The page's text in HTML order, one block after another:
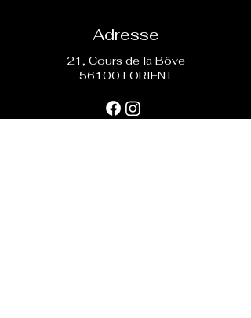
Adresse
21, Cours de la Bôve
56100 LORIENT